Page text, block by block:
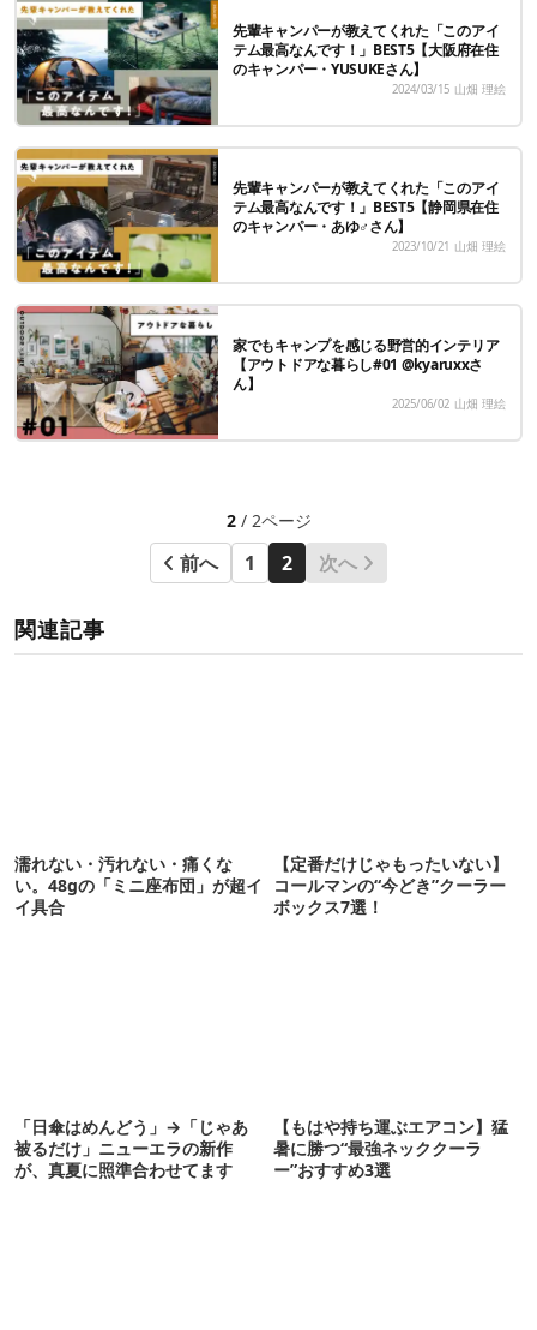
先輩キャンパーが教えてくれた「このアイ
テム最高なんです！」BEST5【大阪府在住
のキャンパー・YUSUKEさん】
2024/03/15 山畑 理絵
先輩キャンパーが教えてくれた「このアイ
テム最高なんです！」BEST5【静岡県在住
のキャンパー・あゆ♂さん】
2023/10/21 山畑 理絵
家でもキャンプを感じる野営的インテリア
【アウトドアな暮らし#01 @kyaruxxさ
ん】
2025/06/02 山畑 理絵
2/ 2ページ
前へ 1 2 次へ
関連記事
濡れない・汚れない・痛くな
い。48gの「ミニ座布団」が超イ
イ具合
【定番だけじゃもったいない】
コールマンの“今どき”クーラー
ボックス7選！
「日傘はめんどう」→「じゃあ
被るだけ」ニューエラの新作
が、真夏に照準合わせてます
【もはや持ち運ぶエアコン】猛
暑に勝つ“最強ネッククーラ
ー”おすすめ3選